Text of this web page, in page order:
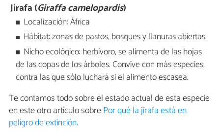
Jirafa (Giraffa camelopardis)
Localización: África
Hábitat: zonas de pastos, bosques y llanuras abiertas.
Nicho ecológico: herbívoro, se alimenta de las hojas
de las copas de los árboles. Convive con más especies,
contra las que sólo luchará si el alimento escasea.
Te contamos todo sobre el estado actual de esta especie
en este otro artículo sobrePor qué la jirafa está en
peligro de extinción.